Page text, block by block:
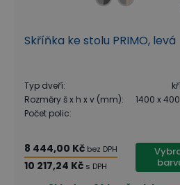
Praktická
skříňka ke stolu -
jednací stoly PRIMO o úložný
kontejner se 3 zásuvkami.
úložného místa nejen pro
Skříňka ke stolu PRIMO, levá
Typ dveří:
Rozměry š x h x v (mm):
1400 x
Počet polic:
8 444,00 Kč bez DPH
10 217,24 Kč s DPH